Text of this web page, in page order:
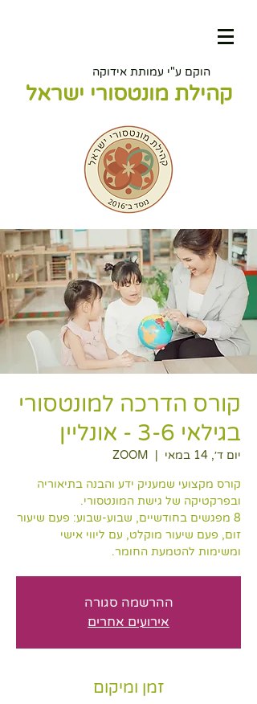
הוקם ע"י עמותת אידוקה
קהילת מונטסורי ישראל
קורס הדרכה למונטסורי
בגילאי 3-6 - אונליין
יום ד׳, 14 במאי
  |
ZOOM
קורס מקצועי שמעניק ידע והבנה בתיאוריה
8 מפגשים בחודשיים, שבוע-שבוע: פעם שיעור
זום, פעם שיעור מוקלט, עם ליווי אישי
ומשימות להטמעת החומר.
ההרשמה סגורה
אירועים אחרים
זמן ומיקום